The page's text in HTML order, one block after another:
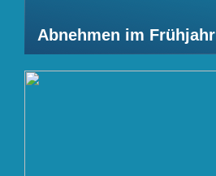
Abnehmen im Frühjahr